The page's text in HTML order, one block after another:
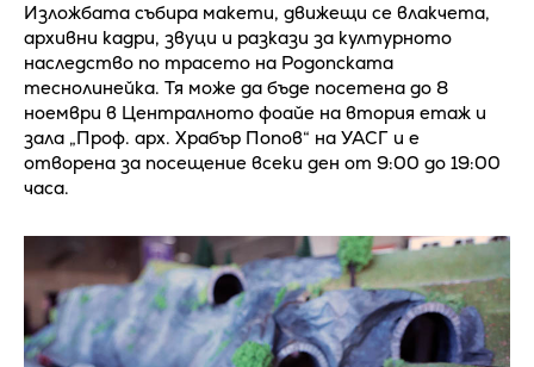
Изложбата събира макети, движещи се влакчета,
архивни кадри, звуци и разкази за културното
наследство по трасето на Родопската
теснолинейка. Тя може да бъде посетена до 8
ноември в Централното фоайе на втория етаж и
зала „Проф. арх. Храбър Попов“ на УАСГ и е
отворена за посещение всеки ден от 9:00 до 19:00
часа.